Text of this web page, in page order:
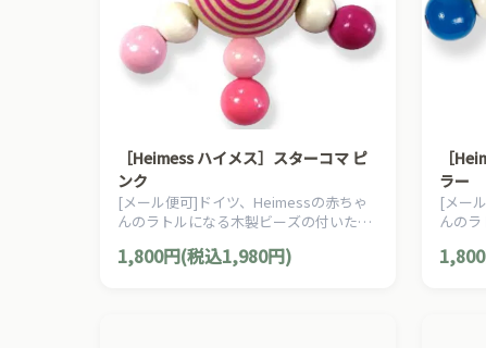
［Heimess ハイメス］スターコマ ピ
ンク
[メール便可]ドイツ、Heimessの赤ちゃ
んのラトルになる木製ビーズの付いたコ
す。
1,800円(税込1,980円)
［
ラー
[メー
んの
す。